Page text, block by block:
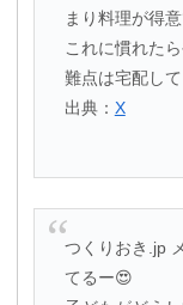
まり料理が得
これに慣れた
難点は宅配し
出典： X
つくりおき.jp
てるー😍